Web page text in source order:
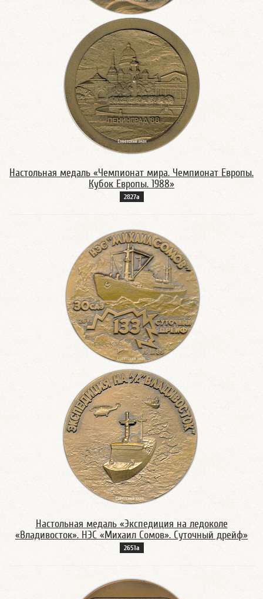
Настольная медаль «Чемпионат мира. Чемпионат Европы.
Кубок Европы. 1988»
2827а
Настольная медаль «Экспедиция на ледоколе
«Владивосток». НЭС «Михаил Сомов». Суточный дрейф»
2651а